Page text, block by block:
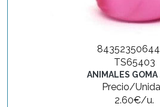
TS65403
ANIMALES GOMA
Precio/
2.60€/u.